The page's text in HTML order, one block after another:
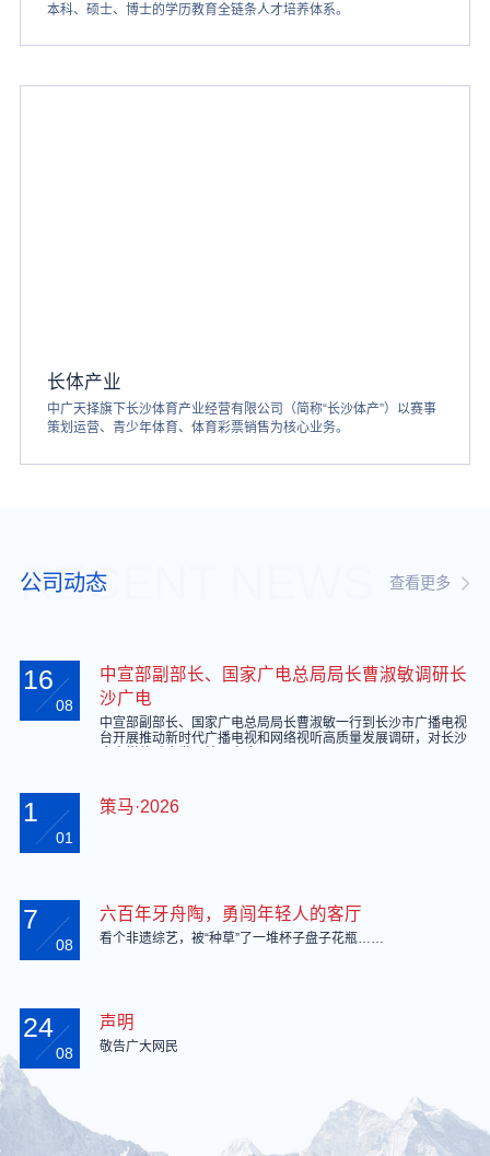
本科、硕士、博士的学历教育全链条人才培养体系。
长体产业
中广天择旗下长沙体育产业经营有限公司（简称“长沙体产”）以赛事
策划运营、青少年体育、体育彩票销售为核心业务。
RECENT NEWS
公司动态 查看更多
16
08
中宣部副部长、国家广电总局局长曹淑敏调研长
沙广电
中宣部副部长、国家广电总局局长曹淑敏一行到长沙市广播电视
台开展推动新时代广播电视和网络视听高质量发展调研，对长沙
1
01
策马·2026
7
08
六百年牙舟陶，勇闯年轻人的客厅
看个非遗综艺，被“种草”了一堆杯子盘子花瓶……
24
08
声明
敬告广大网民